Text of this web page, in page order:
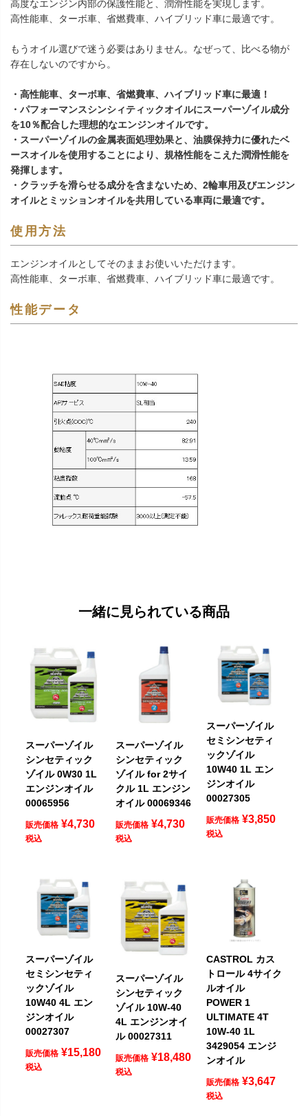
高度なエンジン内部の保護性能と、潤滑性能を実現します。
高性能車、ターボ車、省燃費車、ハイブリッド車に最適です。
もうオイル選びで迷う必要はありません。なぜって、比べる物が
存在しないのですから。
・高性能車、ターボ車、省燃費車、ハイブリッド車に最適！
・パフォーマンスシンシィティックオイルにスーパーゾイル成分
を10％配合した理想的なエンジンオイルです。
・スーパーゾイルの金属表面処理効果と、油膜保持力に優れたベ
ースオイルを使用することにより、規格性能をこえた潤滑性能を
発揮します。
・クラッチを滑らせる成分を含まないため、2輪車用及びエンジン
オイルとミッションオイルを共用している車両に最適です。
使用方法
エンジンオイルとしてそのままお使いいただけます。
高性能車、ターボ車、省燃費車、ハイブリッド車に最適です。
性能データ
一緒に見られている商品
スーパーゾイル
シンセティック
ゾイル 0W30 1L
エンジンオイル
00065956
販売価格 ¥4,730
税込
スーパーゾイル
シンセティック
ゾイル for 2サイ
クル 1L エンジン
オイル 00069346
販売価格 ¥4,730
税込
スーパーゾイル
セミシンセティ
ックゾイル
10W40 1L エン
ジンオイル
00027305
販売価格 ¥3,850
税込
スーパーゾイル
セミシンセティ
ックゾイル
10W40 4L エン
ジンオイル
00027307
販売価格 ¥15,180
税込
スーパーゾイル
シンセティック
ゾイル 10W-40
4L エンジンオイ
ル 00027311
販売価格 ¥18,480
税込
CASTROL カス
トロール 4サイク
ルオイル
POWER 1
ULTIMATE 4T
10W-40 1L
3429054 エンジ
ンオイル
販売価格 ¥3,647
税込